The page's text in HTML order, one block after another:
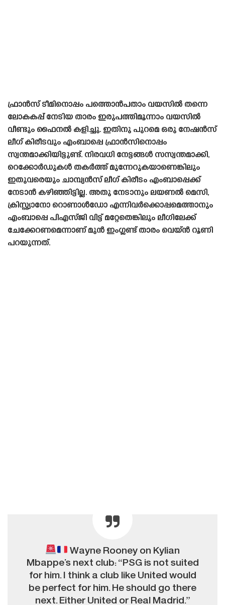
ഫ്രാൻസ് ടീമിനൊപ്പം പത്തൊൻപതാം വയസിൽ തന്നെ
ലോകകപ്പ് നേടിയ താരം ഇരുപത്തിമൂന്നാം വയസിൽ
വീണ്ടും ഫൈനൽ കളിച്ചു. ഇതിനു പുറമെ ഒരു നേഷൻസ്
ലീഗ് കിരീടവും എംബാപ്പെ ഫ്രാൻസിനൊപ്പം
സ്വന്തമാക്കിയിട്ടുണ്ട്. നിരവധി നേട്ടങ്ങൾ സസ്വന്തമാക്കി,
റെക്കോർഡുകൾ തകർത്ത് മുന്നേറുകയാണെങ്കിലും
ഇതുവരെയും ചാമ്പ്യൻസ് ലീഗ് കിരീടം എംബാപ്പെക്ക്
നേടാൻ കഴിഞ്ഞിട്ടില്ല. അതു നേടാനും ലയണൽ മെസി,
ക്രിസ്റ്റ്യാനോ റൊണാൾഡോ എന്നിവർക്കൊപ്പമെത്താനും
എംബാപ്പെ പിഎസ്‌ജി വിട്ട് മറ്റേതെങ്കിലും ലീഗിലേക്ക്
ചേക്കേറണമെന്നാണ് മുൻ ഇംഗ്ലണ്ട് താരം വെയ്ൻ റൂണി
പറയുന്നത്.
Wayne Rooney on Kylian
Mbappe’s next club: “PSG is not suited
for him. I think a club like United would
be perfect for him. He should go there
next. Either United or Real Madrid.”